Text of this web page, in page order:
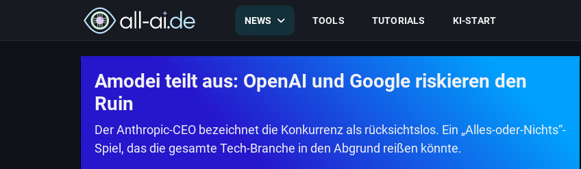
NEWS TOOLS TUTORIALS KI-START
Amodei teilt aus: OpenAI und Google riskieren den
Ruin
Der Anthropic-CEO bezeichnet die Konkurrenz als rücksichtslos. Ein „Alles-oder-Nichts“-
Spiel, das die gesamte Tech-Branche in den Abgrund reißen könnte.